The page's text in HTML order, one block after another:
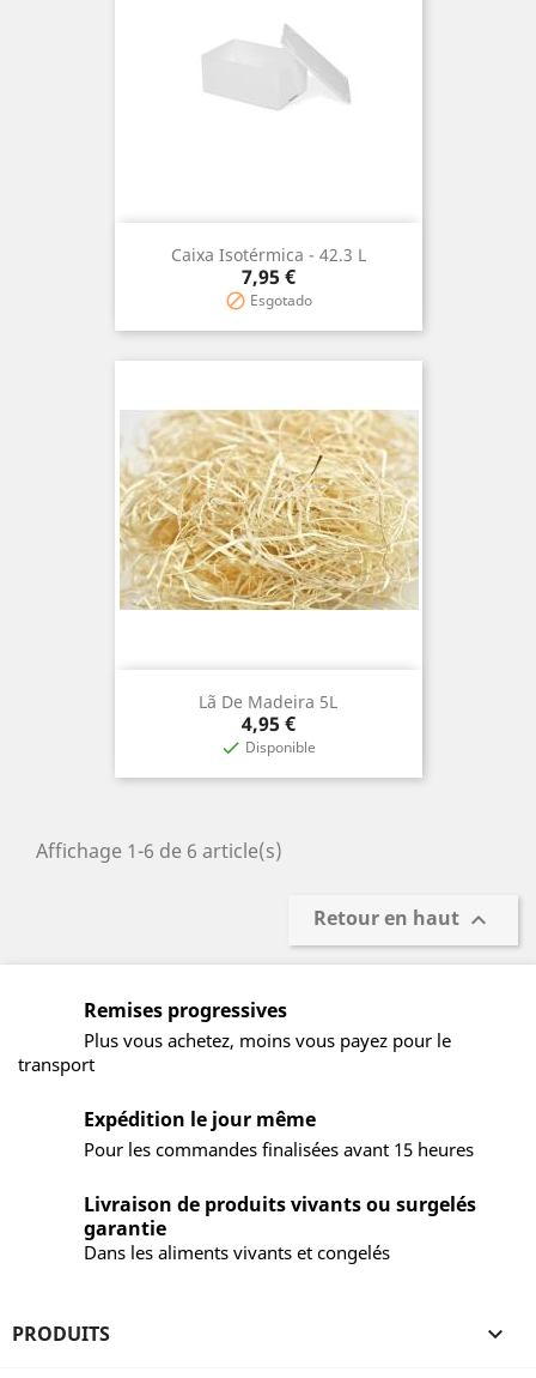
Caixa Isotérmica - 42.3 L
Prix
7,95 €
 Esgotado
Lã De Madeira 5L
Prix
4,95 €
 Disponible
Affichage 1-6 de 6 article(s)
Retour en haut 
Remises progressives
Plus vous achetez, moins vous payez pour le
transport
Expédition le jour même
Pour les commandes finalisées avant 15 heures
Livraison de produits vivants ou surgelés
garantie
Dans les aliments vivants et congelés
PRODUITS 